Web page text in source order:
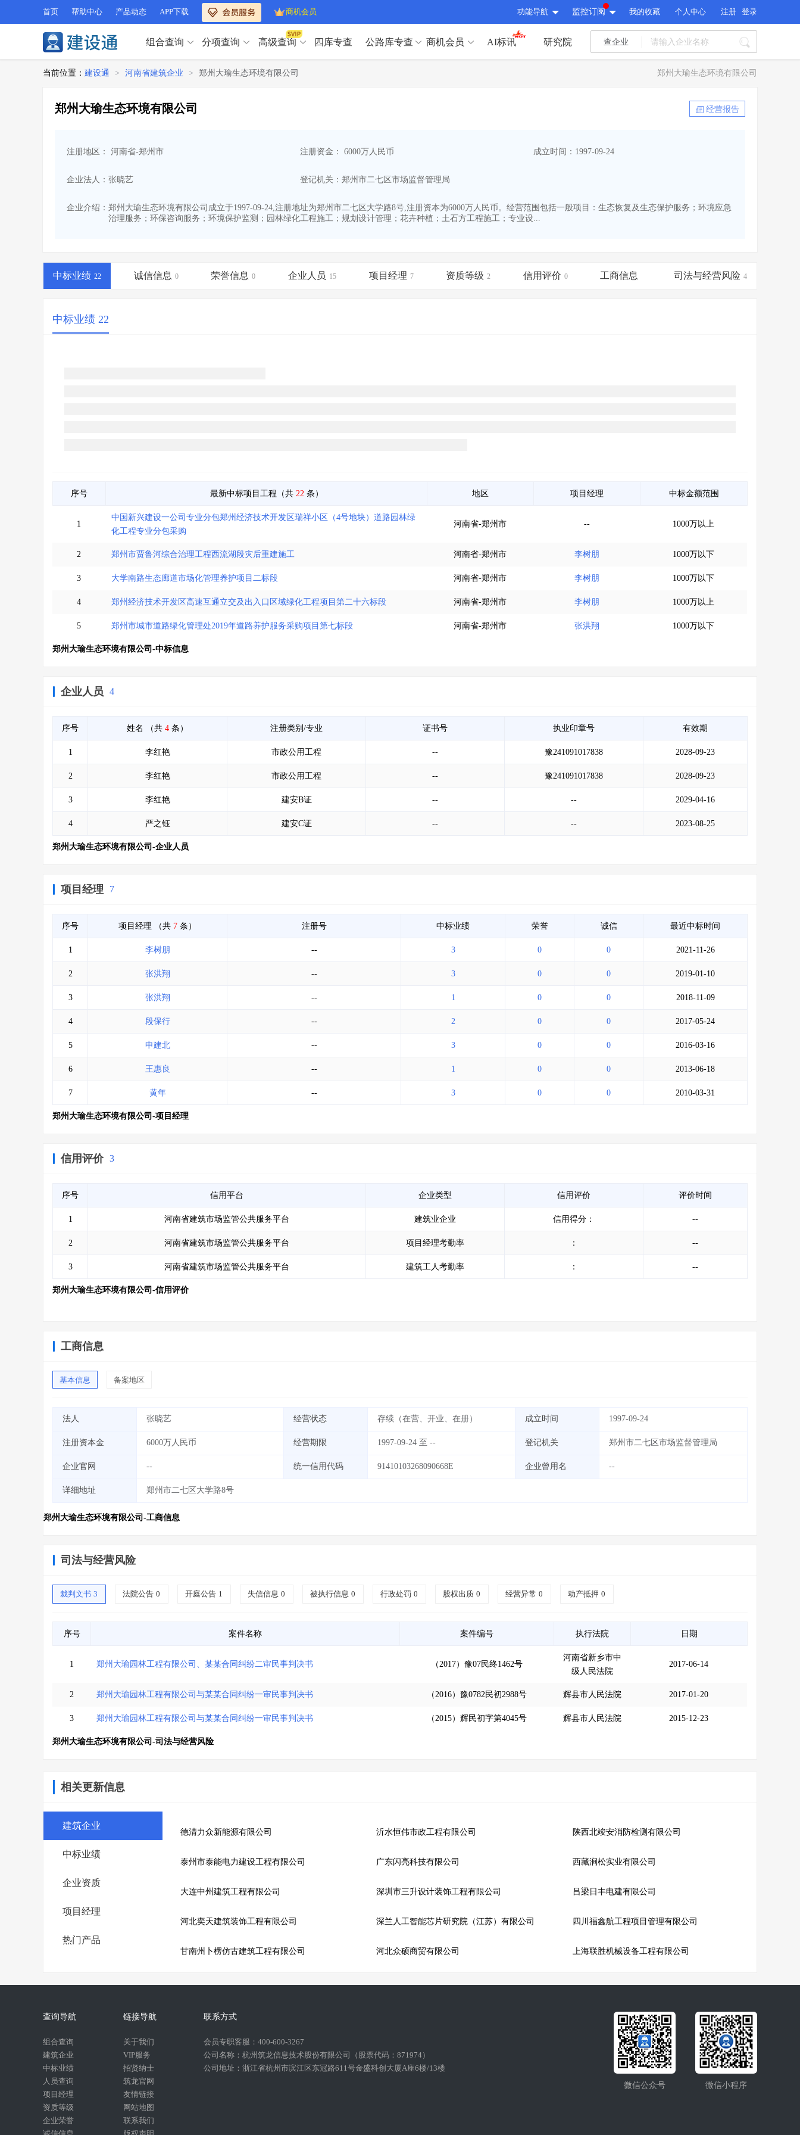
首页 帮助中心 产品动态 APP下载 商机会员 功能导航 监控订阅 我的收藏 个人中心 注册 登录
分项查询（VIP）
查资质 > 查人员>
查荣誉 > 查诚信 >
招标信息>
公路库专查>
宏观经济>
商机会员
土地交易> 省市重点项目
研究报告>
其他服务
组合查询 分项查询 高级查询 四库专查 公路库专查 商机会员 AI标讯 研究院 查企业
查荣誉>
招标信息>
省库业绩查询
水利库专查
>
组合查询-广州>
下浮率>
宏观经济 > 建企舆情>
政策规划> 招投标规则 >
业主专查> 项目商机
API接口
市场经营AI云平台>
会员服务 > 数据导出服务 >
当前位置： 建设通 > 河南省建筑企业 > 郑州大瑜生态环境有限公司 郑州大瑜生态环境有限公司
郑州大瑜生态环境有限公司 经营报告
注册地区： 河南省-郑州市 注册资金： 6000万人民币 成立时间：1997-09-24
企业法人：张晓艺 登记机关：郑州市二七区市场监督管理局
企业介绍： 郑州大瑜生态环境有限公司成立于1997-09-24,注册地址为郑州市二七区大学路8号,注册资本为6000万人民币。经营范围包括一般项目：生态恢复及生态保护服务；环境应急
治理服务；环保咨询服务；环境保护监测；园林绿化工程施工；规划设计管理；花卉种植；土石方工程施工；专业设...
中标业绩 22 诚信信息 0 荣誉信息 0 企业人员 15 项目经理 7 资质等级 2 信用评价 0 工商信息 司法与经营风险 4
中标业绩 22
序号 最新中标项目工程（共 22条） 地区 项目经理 中标金额范围
1
中国新兴建设一公司专业分包郑州经济技术开发区瑞祥小区（4号地块）道路园林绿
化工程专业分包采购
河南省-郑州市 -- 1000万以上
2 郑州市贾鲁河综合治理工程西流湖段灾后重建施工 河南省-郑州市 李树朋 1000万以下
3 大学南路生态廊道市场化管理养护项目二标段 河南省-郑州市 李树朋 1000万以下
4 郑州经济技术开发区高速互通立交及出入口区域绿化工程项目第二十六标段 河南省-郑州市 李树朋 1000万以上
5 郑州市城市道路绿化管理处2019年道路养护服务采购项目第七标段 河南省-郑州市 张洪翔 1000万以下
郑州大瑜生态环境有限公司-中标信息
企业人员 4
序号 姓名 （共 4 条） 注册类别/专业 证书号 执业印章号 有效期
1 李红艳 市政公用工程 -- 豫241091017838 2028-09-23
2 李红艳 市政公用工程 -- 豫241091017838 2028-09-23
3 李红艳 建安B证 -- -- 2029-04-16
4 严之钰 建安C证 -- -- 2023-08-25
郑州大瑜生态环境有限公司-企业人员
项目经理 7
序号 项目经理 （共 7 条） 注册号 中标业绩 荣誉 诚信 最近中标时间
1 李树朋 -- 3 0 0 2021-11-26
2 张洪翔 -- 3 0 0 2019-01-10
3 张洪翔 -- 1 0 0 2018-11-09
4 段保行 -- 2 0 0 2017-05-24
5 申建北 -- 3 0 0 2016-03-16
6 王惠良 -- 1 0 0 2013-06-18
7 黄年 -- 3 0 0 2010-03-31
郑州大瑜生态环境有限公司-项目经理
信用评价 3
序号 信用平台 企业类型 信用评价 评价时间
1 河南省建筑市场监管公共服务平台 建筑业企业 信用得分： --
2 河南省建筑市场监管公共服务平台 项目经理考勤率 ： --
3 河南省建筑市场监管公共服务平台 建筑工人考勤率 ： --
郑州大瑜生态环境有限公司-信用评价
工商信息
基本信息 备案地区
法人 张晓艺 经营状态 存续（在营、开业、在册） 成立时间 1997-09-24
注册资本金 6000万人民币 经营期限 1997-09-24 至 -- 登记机关 郑州市二七区市场监督管理局
企业官网 -- 统一信用代码 91410103268090668E 企业曾用名 --
详细地址 郑州市二七区大学路8号
郑州大瑜生态环境有限公司-工商信息
司法与经营风险
裁判文书 3 法院公告 0 开庭公告 1 失信信息 0 被执行信息 0 行政处罚 0 股权出质 0 经营异常 0 动产抵押 0
序号 案件名称 案件编号 执行法院 日期
1 郑州大瑜园林工程有限公司、某某合同纠纷二审民事判决书 （2017）豫07民终1462号
河南省新乡市中
级人民法院
2017-06-14
2 郑州大瑜园林工程有限公司与某某合同纠纷一审民事判决书 （2016）豫0782民初2988号 辉县市人民法院 2017-01-20
3 郑州大瑜园林工程有限公司与某某合同纠纷一审民事判决书 （2015）辉民初字第4045号 辉县市人民法院 2015-12-23
郑州大瑜生态环境有限公司-司法与经营风险
相关更新信息
建筑企业
中标业绩
企业资质
项目经理
热门产品
德清力众新能源有限公司 沂水恒伟市政工程有限公司 陕西北竣安消防检测有限公司
泰州市泰能电力建设工程有限公司 广东闪亮科技有限公司 西藏涧松实业有限公司
大连中州建筑工程有限公司 深圳市三升设计装饰工程有限公司 吕梁日丰电建有限公司
河北奕天建筑装饰工程有限公司 深兰人工智能芯片研究院（江苏）有限公司 四川福鑫航工程项目管理有限公司
甘南州卜楞仿古建筑工程有限公司 河北众硕商贸有限公司 上海联胜机械设备工程有限公司
查询导航
组合查询
建筑企业
中标业绩
人员查询
项目经理
资质等级
企业荣誉
链接导航
关于我们
VIP服务
招贤纳士
筑龙官网
友情链接
网站地图
联系我们
联系方式
会员专职客服：400-600-3267
公司名称：杭州筑龙信息技术股份有限公司（股票代码：871974）
公司地址：浙江省杭州市滨江区东冠路611号金盛科创大厦A座6楼/13楼
微信公众号
微信小程序